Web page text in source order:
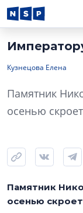
Кузнецова Елена
Памятник
осенью
Памятник
осенью